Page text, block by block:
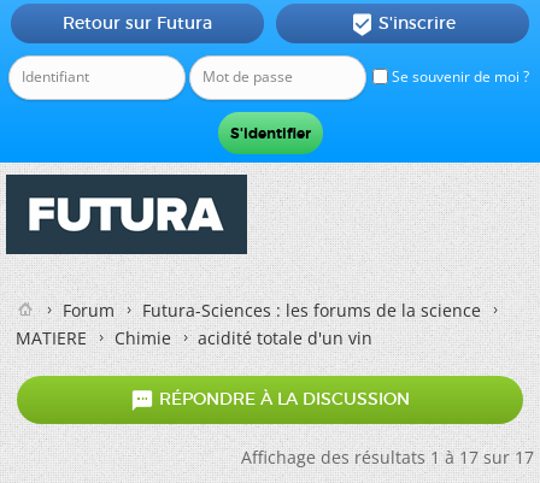
Se souvenir de moi ?
Retour sur Futura  S'inscrire
Forum
Futura-Sciences : les forums de la science
MATIERE
Chimie acidité totale d'un vin
 RÉPONDRE À LA DISCUSSION
Affichage des résultats 1 à 17 sur 17